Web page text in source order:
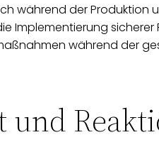
während der Produktion
Implementierung
während der
und